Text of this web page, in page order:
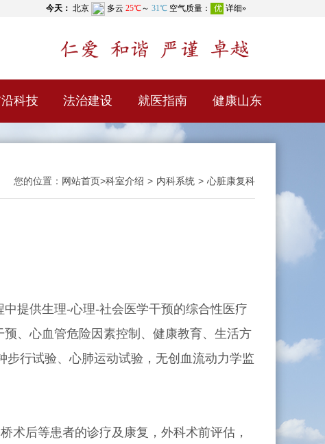
科技 法治建设 就医指南 健康山东
您的位置： 网站首页>科室介绍 > 内科系统 > 心脏康复科
提供生理-心理-社会医学干预的综合性医疗
、心血管危险因素控制、健康教育、生活方
行试验、心肺运动试验，无创血流动力学监
后等患者的诊疗及康复，外科术前评估，